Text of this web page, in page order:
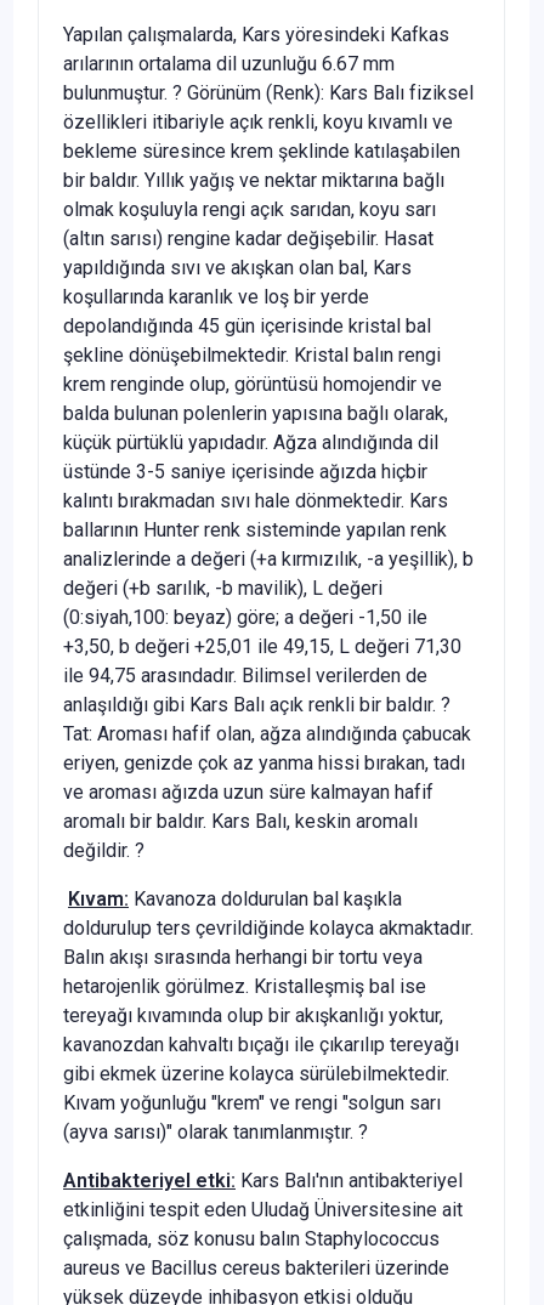
Yapılan çalışmalarda, Kars yöresindeki Kafkas
arılarının ortalama dil uzunluğu 6.67 mm
bulunmuştur. ? Görünüm (Renk): Kars Balı fiziksel
özellikleri itibariyle açık renkli, koyu kıvamlı ve
bekleme süresince krem şeklinde katılaşabilen
bir baldır. Yıllık yağış ve nektar miktarına bağlı
olmak koşuluyla rengi açık sarıdan, koyu sarı
(altın sarısı) rengine kadar değişebilir. Hasat
yapıldığında sıvı ve akışkan olan bal, Kars
koşullarında karanlık ve loş bir yerde
depolandığında 45 gün içerisinde kristal bal
şekline dönüşebilmektedir. Kristal balın rengi
krem renginde olup, görüntüsü homojendir ve
balda bulunan polenlerin yapısına bağlı olarak,
küçük pürtüklü yapıdadır. Ağza alındığında dil
üstünde 3-5 saniye içerisinde ağızda hiçbir
kalıntı bırakmadan sıvı hale dönmektedir. Kars
ballarının Hunter renk sisteminde yapılan renk
analizlerinde a değeri (+a kırmızılık, -a yeşillik), b
değeri (+b sarılık, -b mavilik), L değeri
(0:siyah,100: beyaz) göre; a değeri -1,50 ile
+3,50, b değeri +25,01 ile 49,15, L değeri 71,30
ile 94,75 arasındadır. Bilimsel verilerden de
anlaşıldığı gibi Kars Balı açık renkli bir baldır. ?
Tat: Aroması hafif olan, ağza alındığında çabucak
eriyen, genizde çok az yanma hissi bırakan, tadı
ve aroması ağızda uzun süre kalmayan hafif
aromalı bir baldır. Kars Balı, keskin aromalı
değildir. ?
Kıvam: Kavanoza doldurulan bal kaşıkla
doldurulup ters çevrildiğinde kolayca akmaktadır.
Balın akışı sırasında herhangi bir tortu veya
hetarojenlik görülmez. Kristalleşmiş bal ise
tereyağı kıvamında olup bir akışkanlığı yoktur,
kavanozdan kahvaltı bıçağı ile çıkarılıp tereyağı
gibi ekmek üzerine kolayca sürülebilmektedir.
Kıvam yoğunluğu "krem" ve rengi "solgun sarı
(ayva sarısı)" olarak tanımlanmıştır. ?
Antibakteriyel etki: Kars Balı'nın antibakteriyel
etkinliğini tespit eden Uludağ Üniversitesine ait
çalışmada, söz konusu balın Staphylococcus
aureus ve Bacillus cereus bakterileri üzerinde
yüksek düzeyde inhibasyon etkisi olduğu